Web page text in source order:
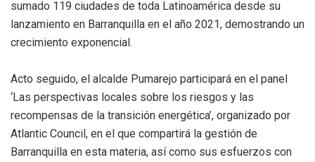
sumado 119 ciudades de toda Latinoamérica desde su
lanzamiento en Barranquilla en el año 2021, demostrando un
crecimiento exponencial.
Acto seguido, el alcalde Pumarejo participará en el panel
‘Las perspectivas locales sobre los riesgos y las
recompensas de la transición energética’, organizado por
Atlantic Council, en el que compartirá la gestión de
Barranquilla en esta materia, así como sus esfuerzos con